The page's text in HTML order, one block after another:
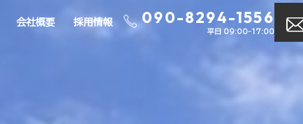
会社概要 採用情報 090-8294-1556
平日 09:00-17:00